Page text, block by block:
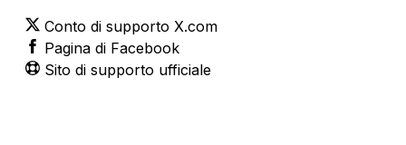
Conto di supporto X.com
Pagina di Facebook
Sito di supporto ufficiale